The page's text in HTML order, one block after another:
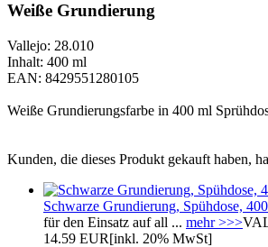
Weiße Grundierung
Vallejo: 28.010
Inhalt: 400 ml
EAN: 8429551280105
Weiße Grundierungsfarbe in 400 ml
Kunden, die dieses Produkt gekauft haben,
Schwarze Grundierung, Spühdose,
für den Einsatz auf all ... mehr >>>
14.59 EUR[inkl. 20% MwSt]